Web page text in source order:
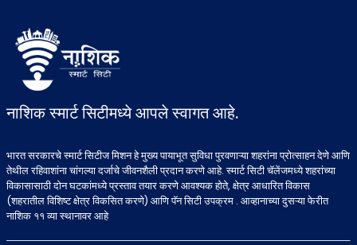
नाशिक स्मार्ट सिटीमध्ये आपले स्वागत आहे.
भारत सरकारचे स्मार्ट सिटीज मिशन हे मुख्य पायाभूत सुविधा पुरवणाऱ्या शहरांना प्रोत्साहन देणे आणि
तेथील रहिवाशांना चांगल्या दर्जाचे जीवनशैली प्रदान करणे आहे. स्मार्ट सिटी चॅलेंजमध्ये शहरांच्या
विकासासाठी दोन घटकांमध्ये प्रस्ताव तयार करणे आवश्यक होते, क्षेत्र आधारित विकास
(शहरातील विशिष्ट क्षेत्र विकसित करणे) आणि पॅन सिटी उपक्रम . आव्हानाच्या दुसऱ्या फेरीत
नाशिक ११ व्या स्थानावर आहे